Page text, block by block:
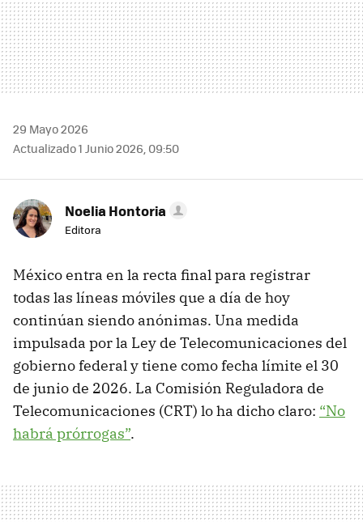
29 Mayo 2026
Actualizado 1 Junio 2026, 09:50
Noelia Hontoria
Editora
México entra en la recta final para registrar
todas las líneas móviles que a día de hoy
continúan siendo anónimas. Una medida
impulsada por la Ley de Telecomunicaciones del
gobierno federal y tiene como fecha límite el 30
de junio de 2026. La Comisión Reguladora de
Telecomunicaciones (CRT) lo ha dicho claro: “No
habrá prórrogas”.